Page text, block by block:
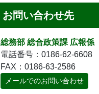
お問い合わせ先
総務部 総合政策課 広報係
電話番号：0186-62-6608
FAX：0186-63-2586
メールでのお問い合わせ